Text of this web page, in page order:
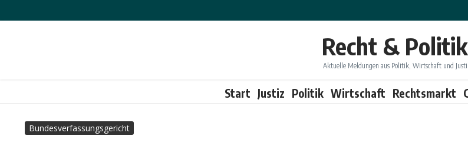
Recht & Politik
Aktuelle Meldungen aus Politik, Wirtschaft und
Start Justiz Politik Wirtschaft Rechtsmarkt
Bundesverfassungsgericht